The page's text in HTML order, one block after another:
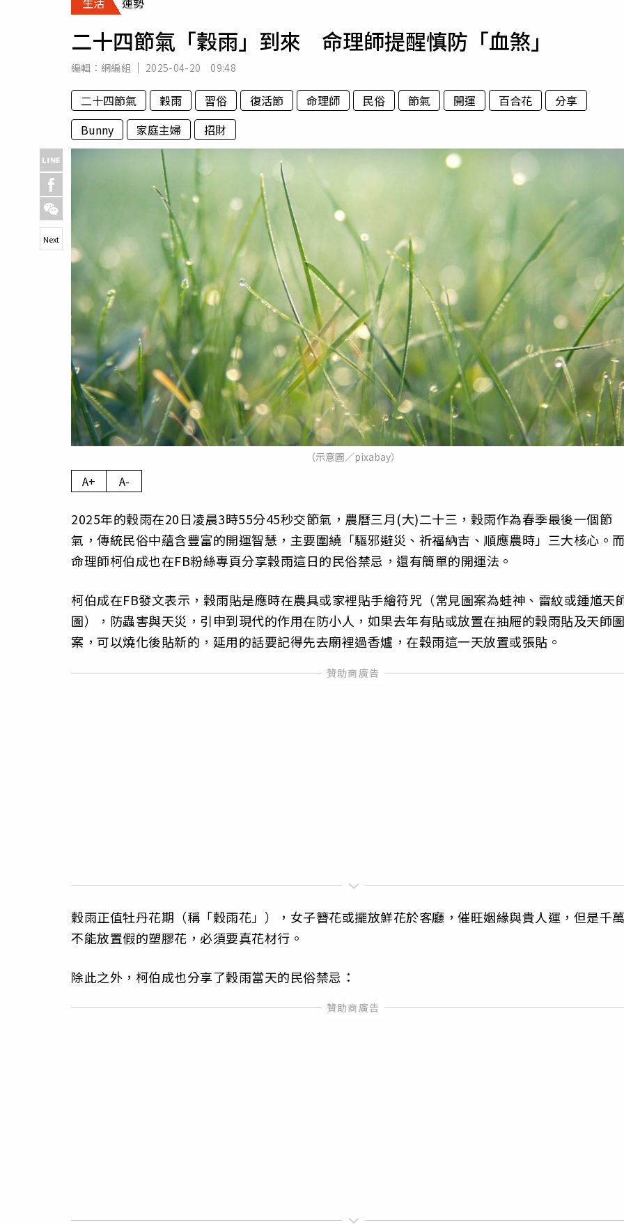
專欄
房產新勢力
運勢
梅酒
二十四節氣「穀雨」到來 命理師提醒慎防「血煞」
編輯： 網編組 2025-04-20 09:48
二十四節氣 穀雨 習俗 復活節 命理師 民俗 節氣 開運 百合花
分享
Bunny
家庭主婦 招財
（示意圖／pixabay）
Next
A+ A-
2025年的穀雨在20日凌晨3時55分45秒交節氣，農曆三月(大)二十三，穀雨作為春季最後一個節
氣，傳統民俗中蘊含豐富的開運智慧，主要圍繞「驅邪避災、祈福納吉、順應農時」三大核心。
命理師柯伯成也在FB粉絲專頁分享穀雨這日的民俗禁忌，還有簡單的開運法。
柯伯成在FB發文表示，穀雨貼是應時在農具或家裡貼手繪符咒（常見圖案為蛙神、雷紋或鍾馗天
圖），防蟲害與天災，引申到現代的作用在防小人，如果去年有貼或放置在抽屜的穀雨貼及天師
案，可以燒化後貼新的，延用的話要記得先去廟裡過香爐，在穀雨這一天放置或張貼。
穀雨正值牡丹花期（稱「穀雨花」），女子簪花或擺放鮮花於客廳，催旺姻緣與貴人運，但是千
不能放置假的塑膠花，必須要真花材行。
除此之外，柯伯成也分享了穀雨當天的民俗禁忌：